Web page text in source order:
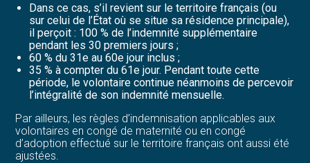
Dans ce cas, s’il revient sur le territoire français (ou
sur celui de l’État où se situe sa résidence principale),
il perçoit : 100 % de l’indemnité supplémentaire
pendant les 30 premiers jours ;
60 % du 31e au 60e jour inclus ;
35 % à compter du 61e jour. Pendant toute cette
période, le volontaire continue néanmoins de percevoir
l’intégralité de son indemnité mensuelle.
Par ailleurs, les règles d’indemnisation applicables aux
volontaires en congé de maternité ou en congé
d’adoption effectué sur le territoire français ont aussi été
ajustées.